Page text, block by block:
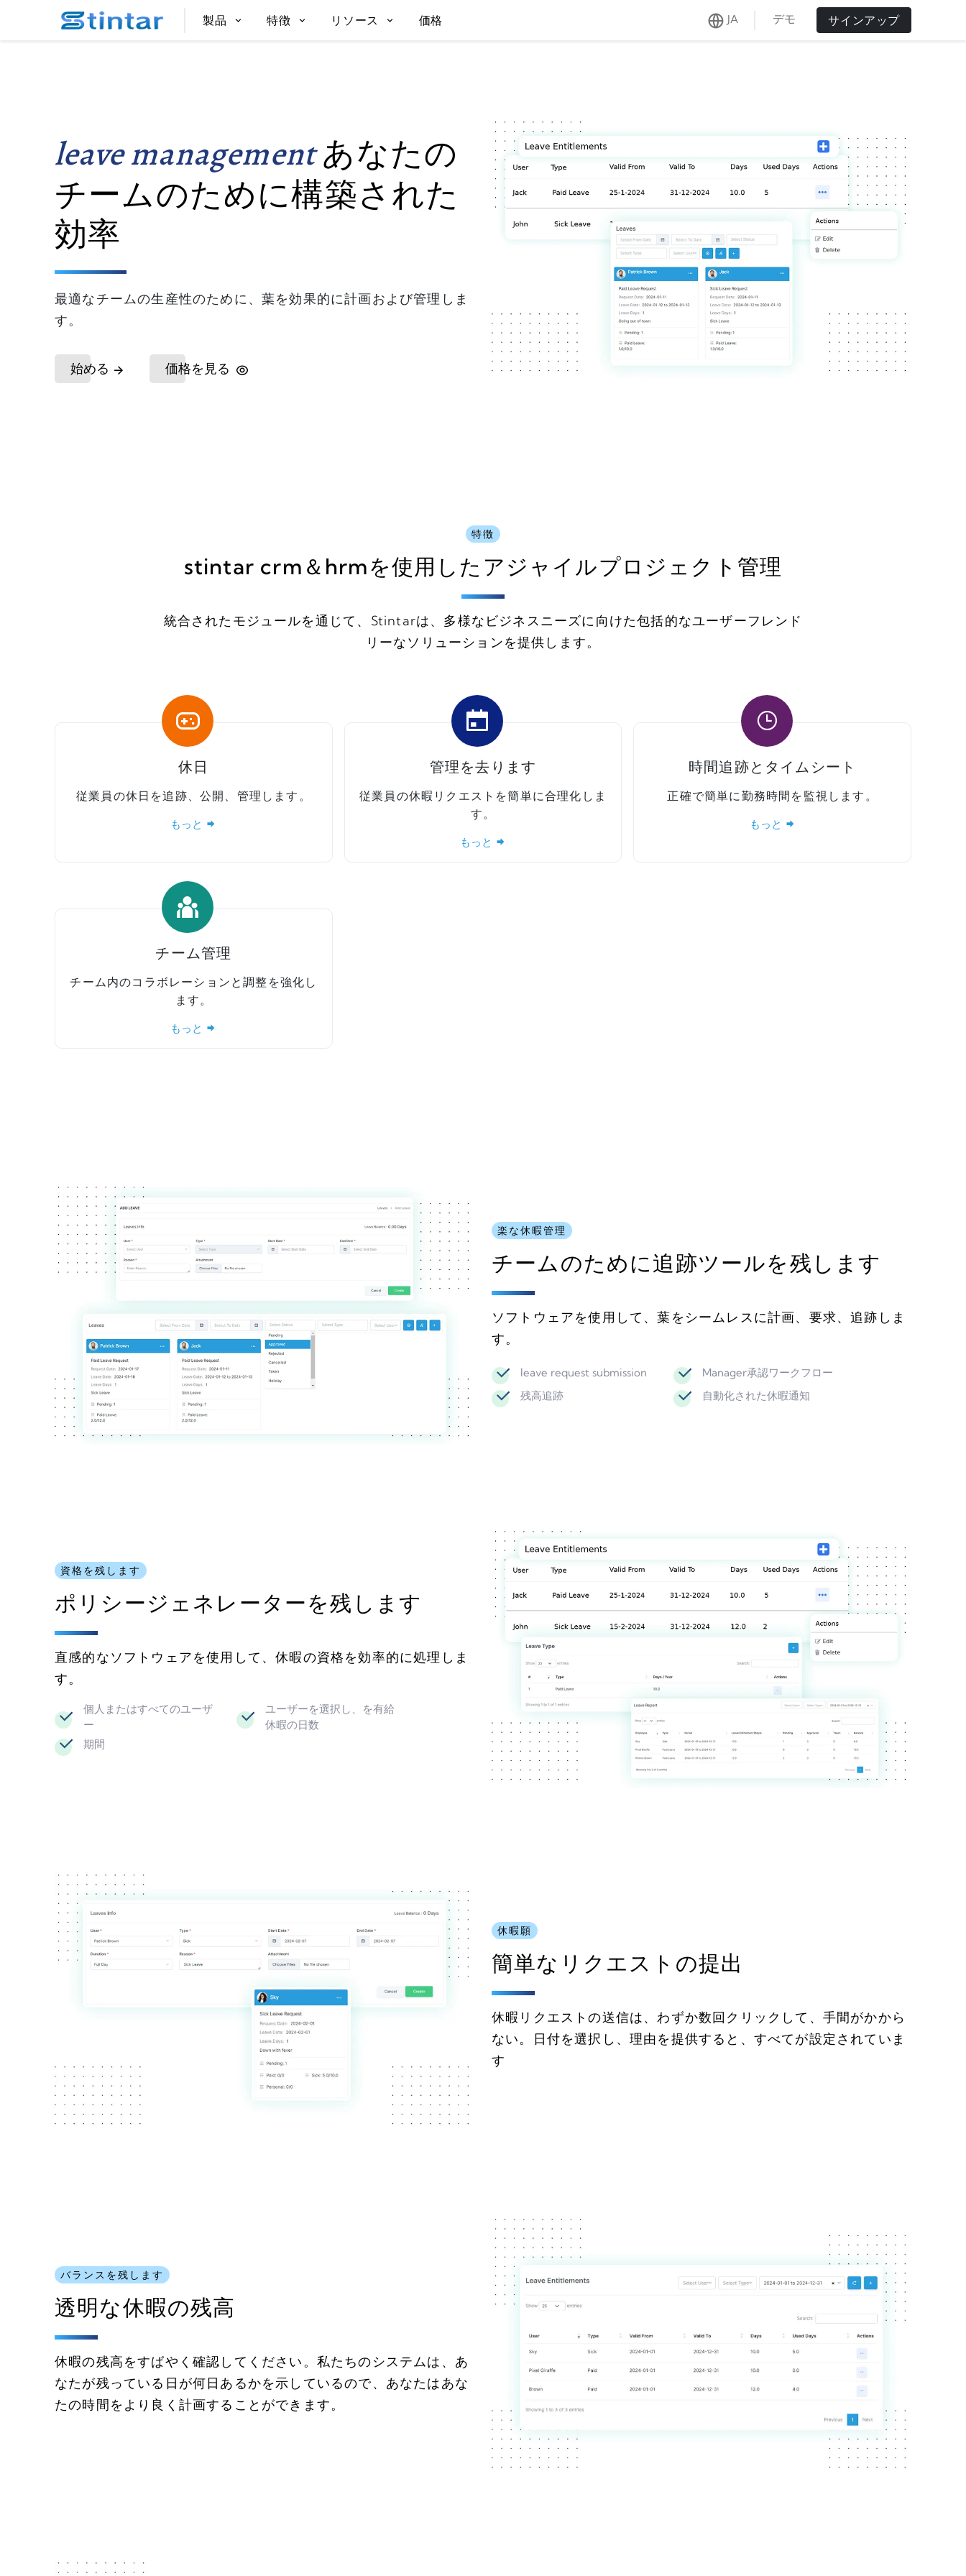
製品 特徴 リソース 価格 JA デモ サインアップ
leave managementあなたの
チームのために構築された
効率
最適なチームの生産性のために、葉を効果的に計画および管理しま
す。
始める 価格を見る
特徴
stintar crm＆hrmを使用したアジャイルプロジェクト管理
統合されたモジュールを通じて、Stintarは、多様なビジネスニーズに向けた包括的なユーザーフレンド
リーなソリューションを提供します。
休日
従業員の休日を追跡、公開、管理します。
もっと
管理を去ります
従業員の休暇リクエストを簡単に合理化しま
す。
もっと
時間追跡とタイムシート
正確で簡単に勤務時間を監視します。
もっと
チーム管理
チーム内のコラボレーションと調整を強化し
ます。
もっと
楽な休暇管理
チームのために追跡ツールを残します
ソフトウェアを使用して、葉をシームレスに計画、要求、追跡しま
す。
leave request submission
Manager承認ワークフロー
残高追跡
自動化された休暇通知
資格を残します
ポリシージェネレーターを残します
直感的なソフトウェアを使用して、休暇の資格を効率的に処理しま
す。
個人またはすべてのユーザ
ー
ユーザーを選択し、を有給
休暇の日数
期間
休暇願
簡単なリクエストの提出
休暇リクエストの送信は、わずか数回クリックして、手間がかから
ない。日付を選択し、理由を提供すると、すべてが設定されていま
す
バランスを残します
透明な休暇の残高
休暇の残高をすばやく確認してください。私たちのシステムは、あ
なたが残っている日が何日あるかを示しているので、あなたはあな
たの時間をより良く計画することができます。